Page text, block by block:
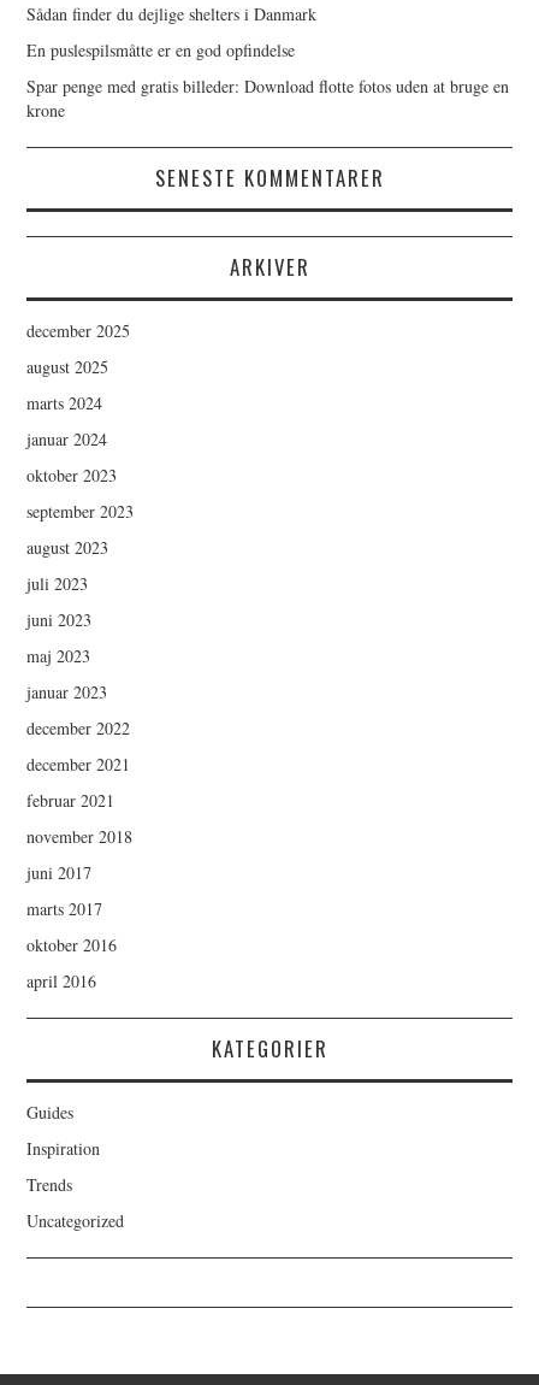
Sådan finder du dejlige shelters i Danmark
En puslespilsmåtte er en god opfindelse
Spar penge med gratis billeder: Download flotte fotos uden at bruge en
krone
SENESTE KOMMENTARER
ARKIVER
december 2025
august 2025
marts 2024
januar 2024
oktober 2023
september 2023
august 2023
juli 2023
juni 2023
maj 2023
januar 2023
december 2022
december 2021
februar 2021
november 2018
juni 2017
marts 2017
oktober 2016
april 2016
KATEGORIER
Guides
Inspiration
Trends
Uncategorized